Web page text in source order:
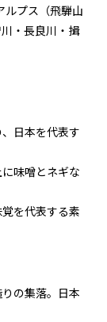
ルプス（飛騨山
・長良川・揖
日本を代表す
味噌とネギな
を代表する素
の集落。日本